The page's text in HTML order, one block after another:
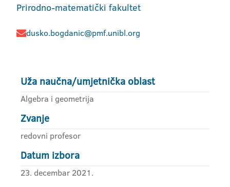
Prirodno-matematički fakultet
dusko.bogdanic@pmf.unibl.org
Uža naučna/umjetnička oblast
Algebra i geometrija
Zvanje
redovni profesor
Datum izbora
23. decembar 2021.